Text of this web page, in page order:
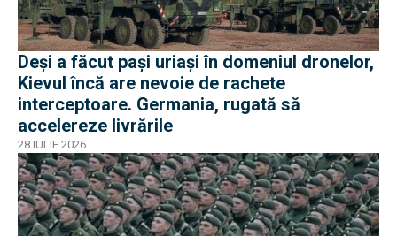
Deși a făcut pași uriași în domeniul dronelor,
Kievul încă are nevoie de rachete
interceptoare. Germania, rugată să
accelereze livrările
28 IULIE 2026